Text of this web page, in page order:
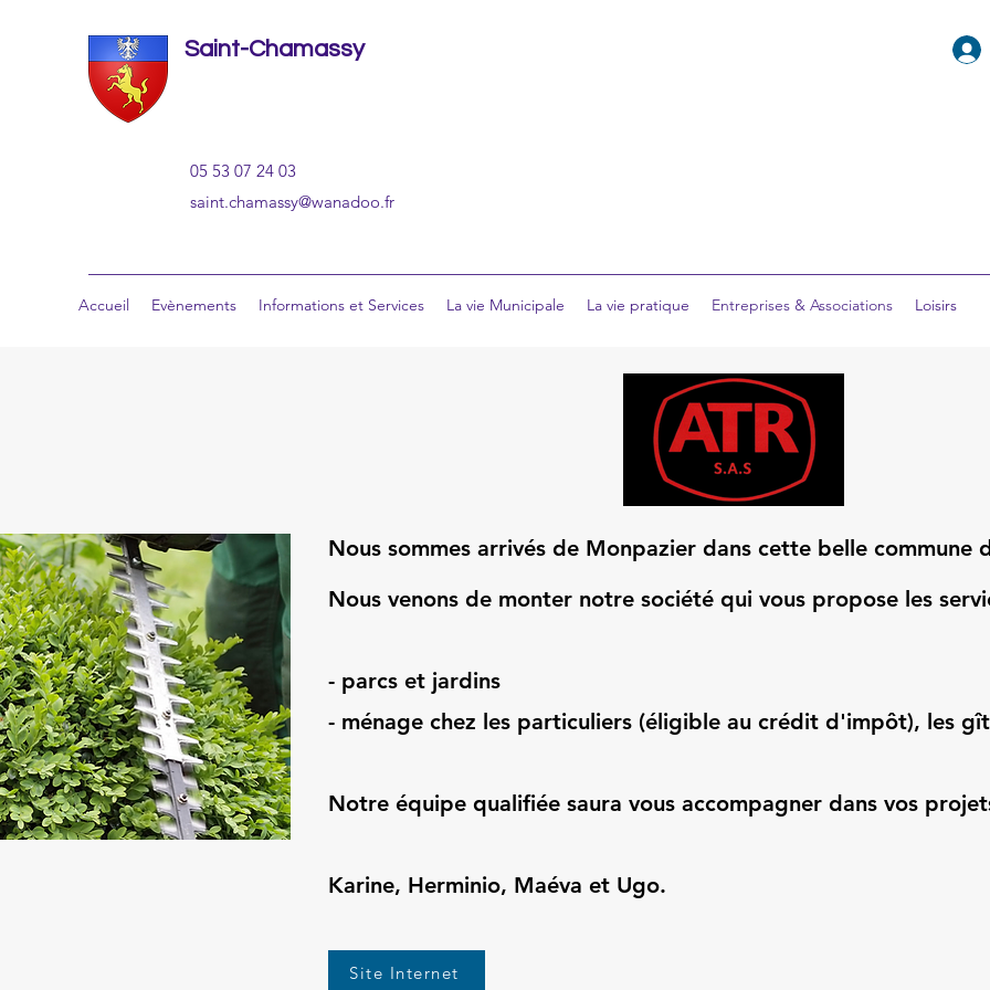
Saint-Chamassy
05 53 07 24 03
saint.chamassy@wanadoo.fr
Accueil Evènements Informations et Services La vie Municipale La vie pratique Entreprises & Associations Loisirs
Nous sommes arrivés de Monpazier dans cette belle
Nous venons de monter notre société qui vous propose les
- parcs et jardins
- ménage chez les particuliers (éligible au crédit d'impôt), les
Notre équipe qualifiée saura vous accompagner dans vos
Karine, Herminio, Maéva et Ugo.
Site Internet